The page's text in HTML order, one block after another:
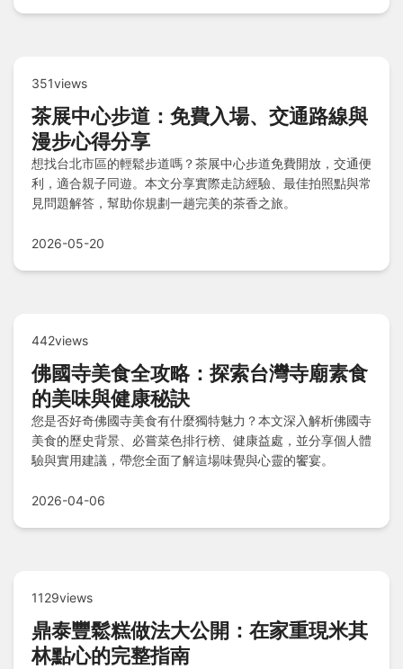
351views
茶展中心步道：免費入場、交通路線與
漫步心得分享
想找台北市區的輕鬆步道嗎？茶展中心步道免費開放，交通便
利，適合親子同遊。本文分享實際走訪經驗、最佳拍照點與常
見問題解答，幫助你規劃一趟完美的茶香之旅。
2026-05-20
442views
佛國寺美食全攻略：探索台灣寺廟素食
的美味與健康秘訣
您是否好奇佛國寺美食有什麼獨特魅力？本文深入解析佛國寺
美食的歷史背景、必嘗菜色排行榜、健康益處，並分享個人體
驗與實用建議，帶您全面了解這場味覺與心靈的饗宴。
2026-04-06
1129views
鼎泰豐鬆糕做法大公開：在家重現米其
林點心的完整指南